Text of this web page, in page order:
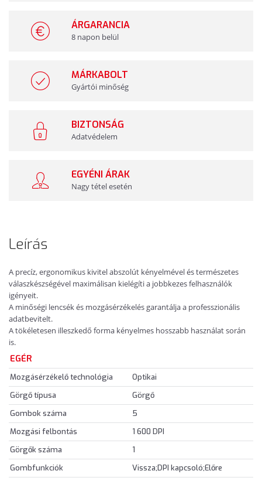
ÁRGARANCIA
8 napon belül
MÁRKABOLT
Gyártói minőség
BIZTONSÁG
Adatvédelem
EGYÉNI ÁRAK
Nagy tétel esetén
Leírás
A precíz, ergonomikus kivitel abszolút kényelmével és természetes
válaszkészségével maximálisan kielégíti a jobbkezes felhasználók
igényeit.
A minőségi lencsék és mozgásérzékelés garantálja a professzionális
adatbevitelt.
A tökéletesen illeszkedő forma kényelmes hosszabb használat során
is.
EGÉR
Mozgásérzékelő technológia
Optikai
Görgő típusa
Görgő
Gombok száma
5
Mozgási felbontás
1 600 DPI
Görgők száma
1
Gombfunkciók
Vissza;DPI kapcsoló;Előre